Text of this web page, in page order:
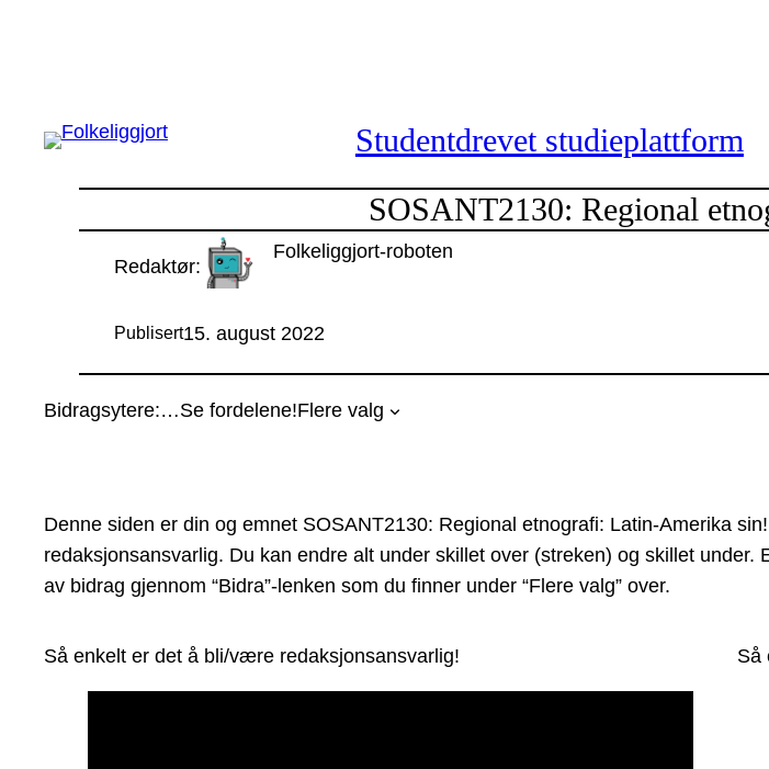
Studentdrevet studieplattform
SOSANT2130: Regional
Redaktør:
Folkeliggjort-roboten
Publisert15. august 2022
Bidragsytere:…Se fordelene!Flere valg
Denne siden er din og emnet SOSANT2130: Regional etnografi: Latin-Amerika
redaksjonsansvarlig. Du kan endre alt under skillet over (streken) og skillet
av bidrag gjennom “Bidra”-lenken som du finner under “Flere valg” over.
Så enkelt er det å bli/være redaksjonsansvarlig! Så